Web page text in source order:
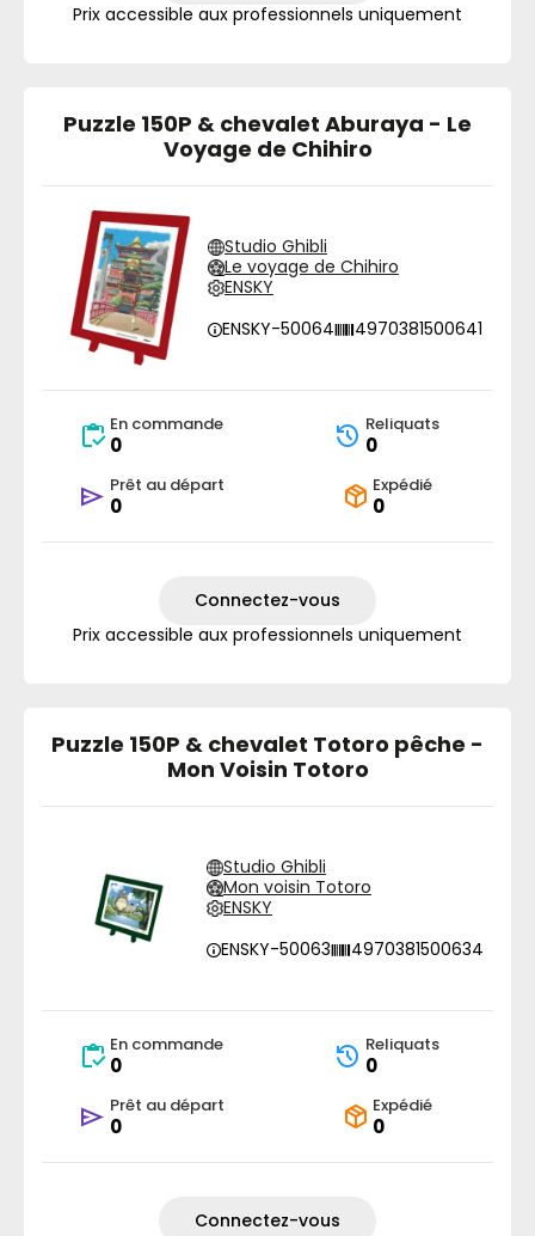
Prix accessible aux professionnels uniquement
Puzzle 150P & chevalet Aburaya - Le
Voyage de Chihiro
Studio Ghibli
Le voyage de Chihiro
ENSKY
ENSKY-50064
4970381500641
En commande
0
Reliquats
0
Prêt au départ
0
Expédié
0
Connectez-vous
Prix accessible aux professionnels uniquement
Puzzle 150P & chevalet Totoro pêche -
Mon Voisin Totoro
Studio Ghibli
Mon voisin Totoro
ENSKY
ENSKY-50063
4970381500634
En commande
0
Reliquats
0
Prêt au départ
0
Expédié
0
Connectez-vous